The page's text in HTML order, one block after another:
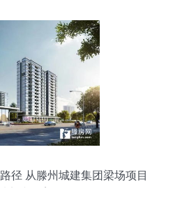
径 从滕州城建集团梁场项目